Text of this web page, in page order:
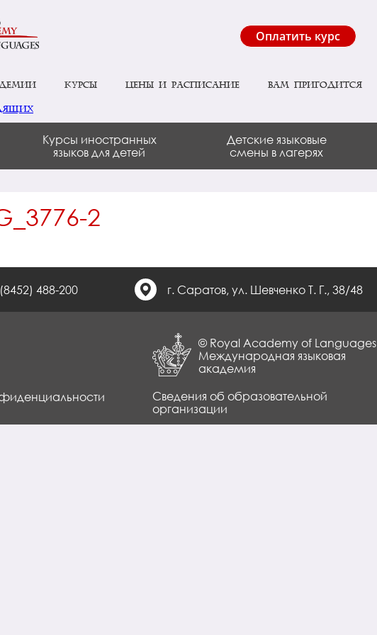
Оплатить курс
Курсы Цены и расписание Вам пригодится
Курсы иностранных
языков для детей
Детские языковые
смены в лагерях
2
488-200 г. Саратов, ул. Шевченко Т. Г., 38/48
© Royal Academy of Languages
Международная языковая
академия
Сведения об образовательной
организации